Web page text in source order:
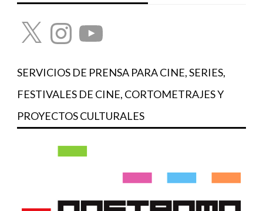
X InstagramYouTube
SERVICIOS DE PRENSA PARA CINE, SERIES,
FESTIVALES DE CINE, CORTOMETRAJES Y
PROYECTOS CULTURALES